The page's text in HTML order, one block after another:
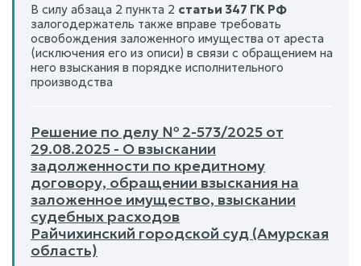
В силу абзаца 2 пункта 2 статьи 347 ГК РФ
залогодержатель также вправе требовать
освобождения заложенного имущества от ареста
(исключения его из описи) в связи с обращением на
него взыскания в порядке исполнительного
производства
Решение по делу № 2-573/2025 от
29.08.2025 - О взыскании
задолженности по кредитному
договору, обращении взыскания на
заложенное имущество, взыскании
судебных расходов
Райчихинский городской суд (Амурская
область)